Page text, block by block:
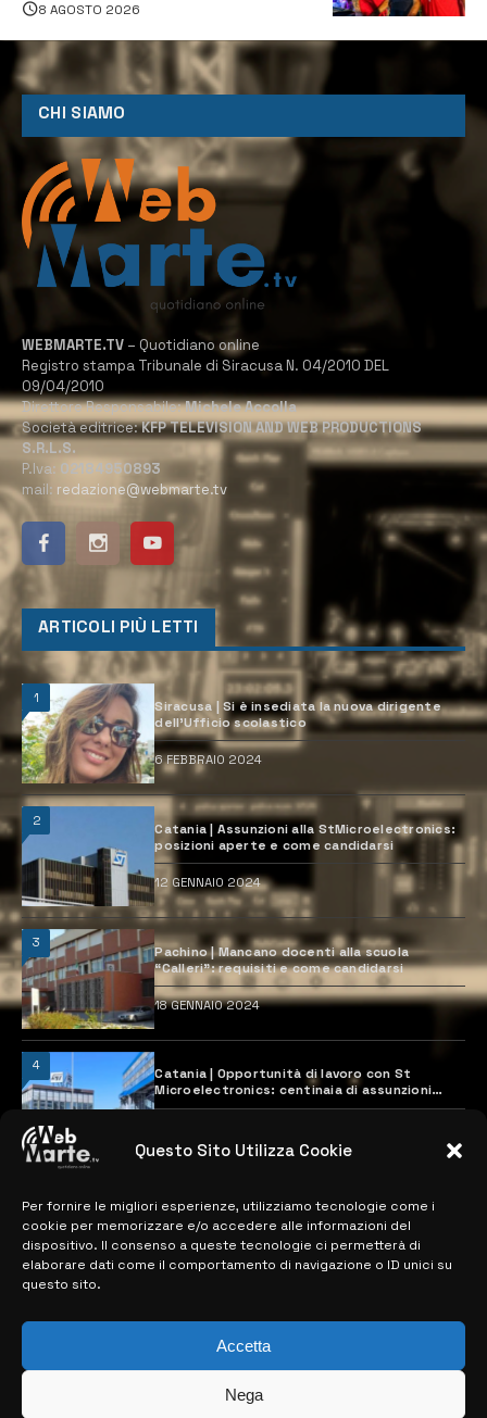
Questo Sito Utilizza Cookie
Per fornire le migliori esperienze, utilizziamo tecnologie come i
cookie per memorizzare e/o accedere alle informazioni del
dispositivo. Il consenso a queste tecnologie ci permetterà di
elaborare dati come il comportamento di navigazione o ID unici su
questo sito.
Accetta
Nega
8 AGOSTO 2026
CHI SIAMO
WEBMARTE.TV – Quotidiano online
Registro stampa Tribunale di Siracusa N. 04/2010 DEL
09/04/2010
Direttore Responsabile:Michele Accolla
Società editrice:KFP TELEVISION AND WEB PRODUCTIONS
S.R.L.S.
P.Iva: 02184950893
mail: redazione@webmarte.tv
ARTICOLI PIÙ LETTI
1
Siracusa | Si è insediata la nuova dirigente
dell’Ufficio scolastico
6 FEBBRAIO 2024
2
Catania | Assunzioni alla StMicroelectronics:
posizioni aperte e come candidarsi
12 GENNAIO 2024
3
Pachino | Mancano docenti alla scuola
“Calleri”: requisiti e come candidarsi
18 GENNAIO 2024
4
Catania | Opportunità di lavoro con St
Microelectronics: centinaia di assunzioni
previste
MAPPA DEL SITO
> NOTIZIE